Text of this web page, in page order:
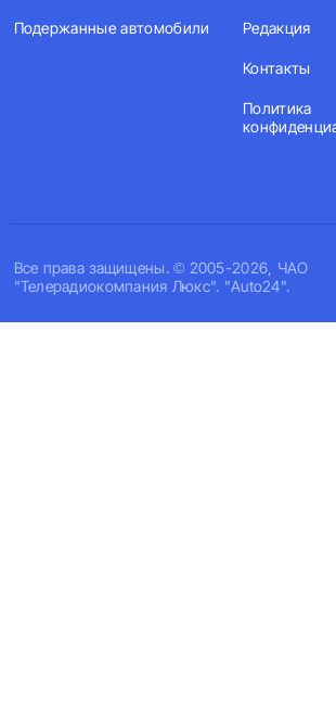
Все права защищены. © 2005-2026, ЧАО
"Телерадиокомпания Люкс". "Auto24".
Подержанные автомобили Редакция
Контакты
Политика